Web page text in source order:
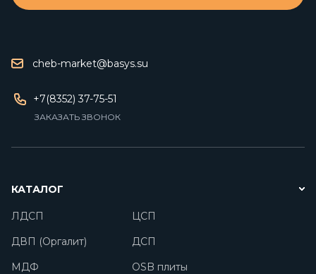
cheb-market@basys.su
+7(8352) 37-75-51
ЗАКАЗАТЬ ЗВОНОК
КАТАЛОГ
ЛДСП
ЦСП
ДВП (Оргалит)
ДСП
МДФ
OSB плиты